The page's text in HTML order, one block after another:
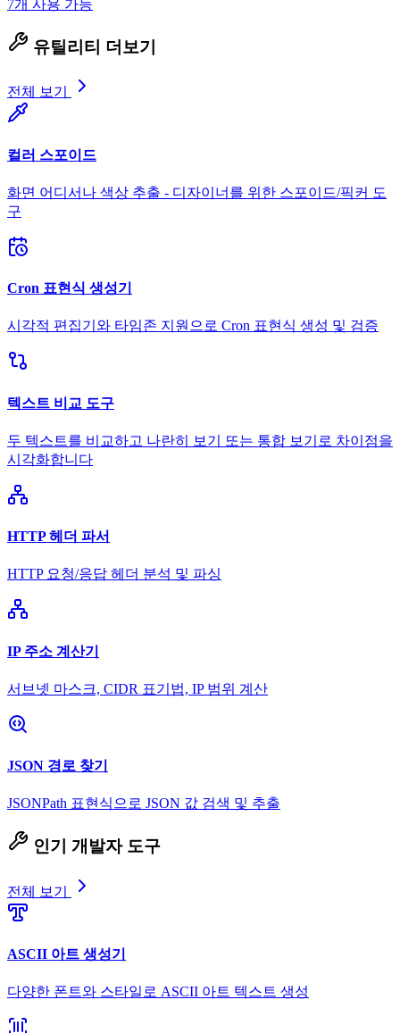
7개 사용 가능
유틸리티 더보기
전체 보기
컬러 스포이드
화면 어디서나 색상 추출 - 디자이너를 위한 스포이드/픽커 도
구
Cron 표현식 생성기
시각적 편집기와 타임존 지원으로 Cron 표현식 생성 및 검증
텍스트 비교 도구
두 텍스트를 비교하고 나란히 보기 또는 통합 보기로 차이점을
시각화합니다
HTTP 헤더 파서
HTTP 요청/응답 헤더 분석 및 파싱
IP 주소 계산기
서브넷 마스크, CIDR 표기법, IP 범위 계산
JSON 경로 찾기
JSONPath 표현식으로 JSON 값 검색 및 추출
인기 개발자 도구
전체 보기
ASCII 아트 생성기
다양한 폰트와 스타일로 ASCII 아트 텍스트 생성